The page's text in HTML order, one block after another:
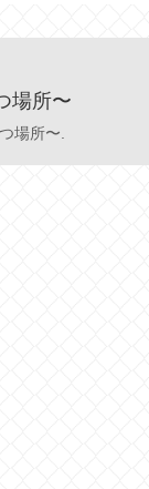
場所〜
場所〜.